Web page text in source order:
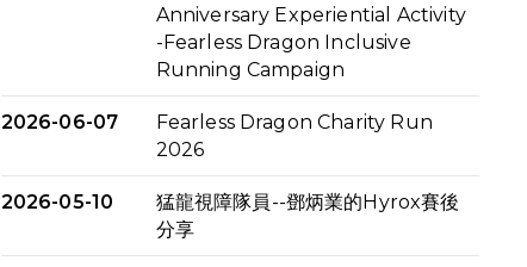
Anniversary Experiential Activity
-Fearless Dragon Inclusive
Running Campaign
2026-06-07
Fearless Dragon Charity Run
2026
2026-05-10
猛龍視障隊員--鄧炳業的Hyrox賽後
分享